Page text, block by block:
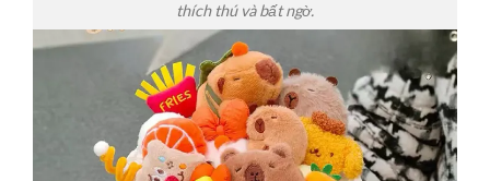
thích thú và bất ngờ.